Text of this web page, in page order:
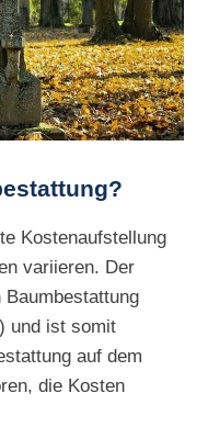
Kostenaufstellung
variieren. Der
und ist somit
auf dem
die Kosten